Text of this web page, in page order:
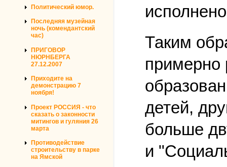
Политический юмор.
Последняя музейная
ночь (комендантский
час)
ПРИГОВОР
НЮРНБЕРГА
27.12.2007
Приходите на
демонстрацию 7
ноября!
Проект РОССИЯ - что
сказать о законности
митингов и гуляния 26
марта
Противодействие
строительству в парке
на Ямской
Таким
примерно
детей,
больше
и